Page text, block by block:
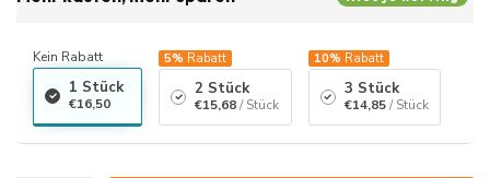
Kein Rabatt
1 Stück
€16,50
5% Rabatt
2 Stück
€15,68 / Stück
10% Rabatt
3 Stück
€14,85 / Stück